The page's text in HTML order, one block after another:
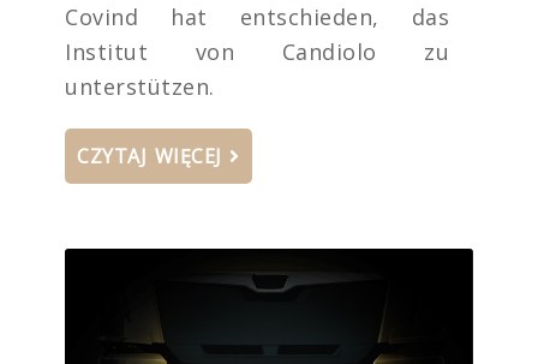
Covind hat entschieden, das
Institut von Candiolo zu
unterstützen.
CZYTAJ WIĘCEJ